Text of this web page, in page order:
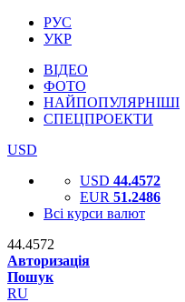
РУС
УКР
ВІДЕО
ФОТО
НАЙПОПУЛЯРНІШІ
СПЕЦПРОЕКТИ
USD
USD 44.4572
EUR 51.2486
Всі курси валют
44.4572
Авторизація
Пошук
RU